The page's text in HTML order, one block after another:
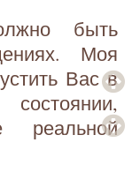
быть
Моя
Вас в
реальной